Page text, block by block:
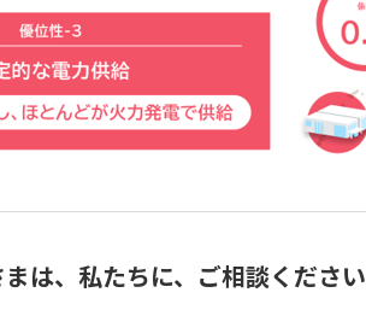
は、私たちに、ご相談ください